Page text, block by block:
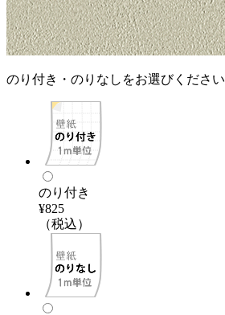
のり付き・のりなしをお選びください
のり付き
¥825
（税込）